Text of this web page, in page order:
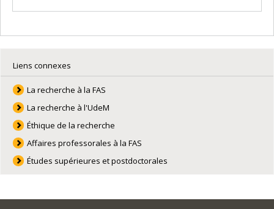
Liens connexes
La recherche à la FAS
La recherche à l'UdeM
Éthique de la recherche
Affaires professorales à la FAS
Études supérieures et postdoctorales